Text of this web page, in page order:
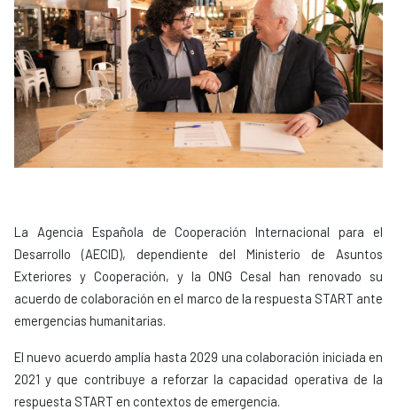
La Agencia Española de Cooperación Internacional para el
Desarrollo (AECID), dependiente del Ministerio de Asuntos
Exteriores y Cooperación, y la ONG Cesal han renovado su
acuerdo de colaboración en el marco de la respuesta START ante
emergencias humanitarias.
El nuevo acuerdo amplía hasta 2029 una colaboración iniciada en
2021 y que contribuye a reforzar la capacidad operativa de la
respuesta START en contextos de emergencia.